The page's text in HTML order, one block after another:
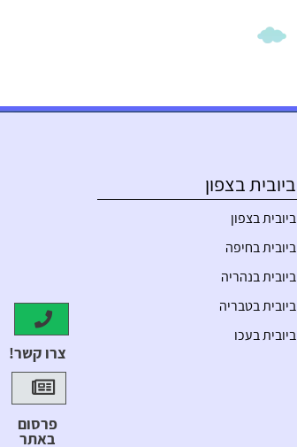
צרו קשר!
פרסום
באתר
ביובית בצפון
ביובית בצפון
ביובית בחיפה
ביובית בנהריה
ביובית בטבריה
ביובית בעכו